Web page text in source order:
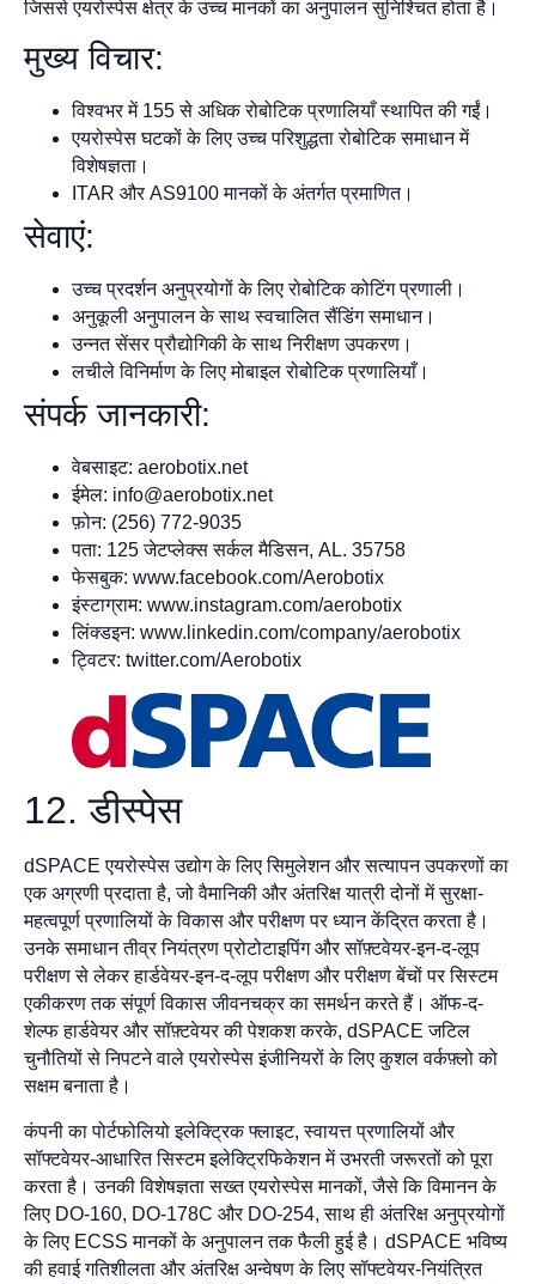
जिससे एयरोस्पेस क्षेत्र के उच्च मानकों का अनुपालन सुनिश्चित होता है।
मुख्य विचार:
विश्वभर में 155 से अधिक रोबोटिक प्रणालियाँ स्थापित की गईं।
एयरोस्पेस घटकों के लिए उच्च परिशुद्धता रोबोटिक समाधान में
विशेषज्ञता।
ITAR और AS9100 मानकों के अंतर्गत प्रमाणित।
सेवाएं:
उच्च प्रदर्शन अनुप्रयोगों के लिए रोबोटिक कोटिंग प्रणाली।
अनुकूली अनुपालन के साथ स्वचालित सैंडिंग समाधान।
उन्नत सेंसर प्रौद्योगिकी के साथ निरीक्षण उपकरण।
लचीले विनिर्माण के लिए मोबाइल रोबोटिक प्रणालियाँ।
संपर्क जानकारी:
वेबसाइट: aerobotix.net
ईमेल: info@aerobotix.net
फ़ोन: (256) 772-9035
पता: 125 जेटप्लेक्स सर्कल मैडिसन, AL. 35758
फेसबुक: www.facebook.com/Aerobotix
इंस्टाग्राम: www.instagram.com/aerobotix
लिंक्डइन: www.linkedin.com/company/aerobotix
ट्विटर: twitter.com/Aerobotix
12. डीस्पेस
dSPACE एयरोस्पेस उद्योग के लिए सिमुलेशन और सत्यापन उपकरणों का
एक अग्रणी प्रदाता है, जो वैमानिकी और अंतरिक्ष यात्री दोनों में सुरक्षा-
महत्वपूर्ण प्रणालियों के विकास और परीक्षण पर ध्यान केंद्रित करता है।
उनके समाधान तीव्र नियंत्रण प्रोटोटाइपिंग और सॉफ़्टवेयर-इन-द-लूप
परीक्षण से लेकर हार्डवेयर-इन-द-लूप परीक्षण और परीक्षण बेंचों पर सिस्टम
एकीकरण तक संपूर्ण विकास जीवनचक्र का समर्थन करते हैं। ऑफ-द-
शेल्फ हार्डवेयर और सॉफ़्टवेयर की पेशकश करके, dSPACE जटिल
चुनौतियों से निपटने वाले एयरोस्पेस इंजीनियरों के लिए कुशल वर्कफ़्लो को
सक्षम बनाता है।
कंपनी का पोर्टफोलियो इलेक्ट्रिक फ्लाइट, स्वायत्त प्रणालियों और
सॉफ्टवेयर-आधारित सिस्टम इलेक्ट्रिफिकेशन में उभरती जरूरतों को पूरा
करता है। उनकी विशेषज्ञता सख्त एयरोस्पेस मानकों, जैसे कि विमानन के
लिए DO-160, DO-178C और DO-254, साथ ही अंतरिक्ष अनुप्रयोगों
के लिए ECSS मानकों के अनुपालन तक फैली हुई है। dSPACE भविष्य
की हवाई गतिशीलता और अंतरिक्ष अन्वेषण के लिए सॉफ्टवेयर-नियंत्रित